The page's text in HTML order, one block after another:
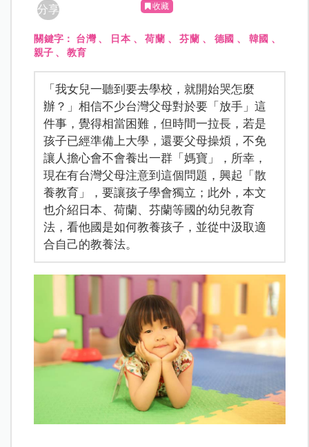
分享 收藏
關鍵字： 台灣、 日本 、荷蘭 、芬蘭 、 德國 、 韓國 、
親子 、教育
「我女兒一聽到要去學校，就開始哭怎麼
辦？」相信不少台灣父母對於要「放手」這
件事，覺得相當困難，但時間一拉長，若是
孩子已經準備上大學，還要父母操煩，不免
讓人擔心會不會養出一群「媽寶」，所幸，
現在有台灣父母注意到這個問題，興起「散
養教育」，要讓孩子學會獨立；此外，本文
也介紹日本、荷蘭、芬蘭等國的幼兒教育
法，看他國是如何教養孩子，並從中汲取適
合自己的教養法。